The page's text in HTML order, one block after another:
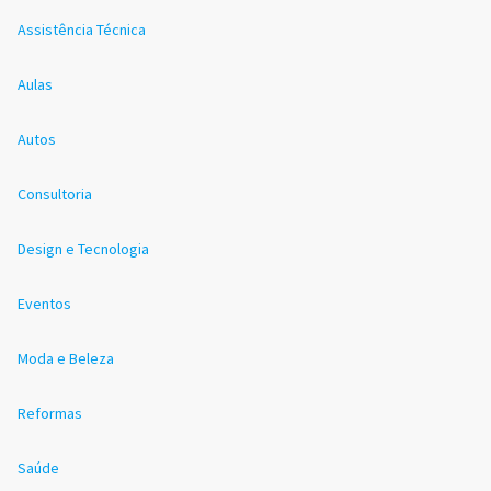
Assistência Técnica
Aulas
Autos
Consultoria
Design e Tecnologia
Eventos
Moda e Beleza
Reformas
Saúde